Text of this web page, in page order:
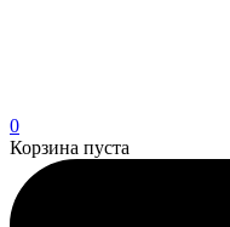
0
Корзина пуста